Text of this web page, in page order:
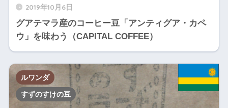
2019年10月6日
グアテマラ産のコーヒー豆「アンティグア・カペ
ウ」を味わう（CAPITAL COFFEE）
ルワンダ
すずのすけの豆